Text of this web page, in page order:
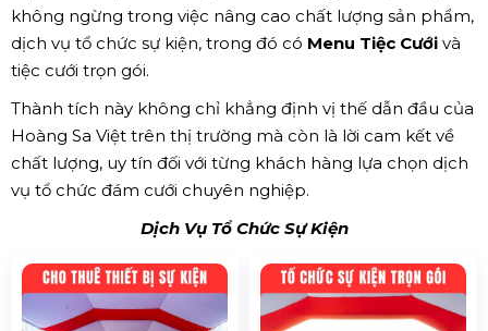
không ngừng trong việc nâng cao chất lượng sản phẩm,
dịch vụ tổ chức sự kiện, trong đó có Menu Tiệc Cưới và
tiệc cưới trọn gói.
Thành tích này không chỉ khẳng định vị thế dẫn đầu của
Hoàng Sa Việt trên thị trường mà còn là lời cam kết về
chất lượng, uy tín đối với từng khách hàng lựa chọn dịch
vụ tổ chức đám cưới chuyên nghiệp.
Dịch Vụ Tổ Chức Sự Kiện